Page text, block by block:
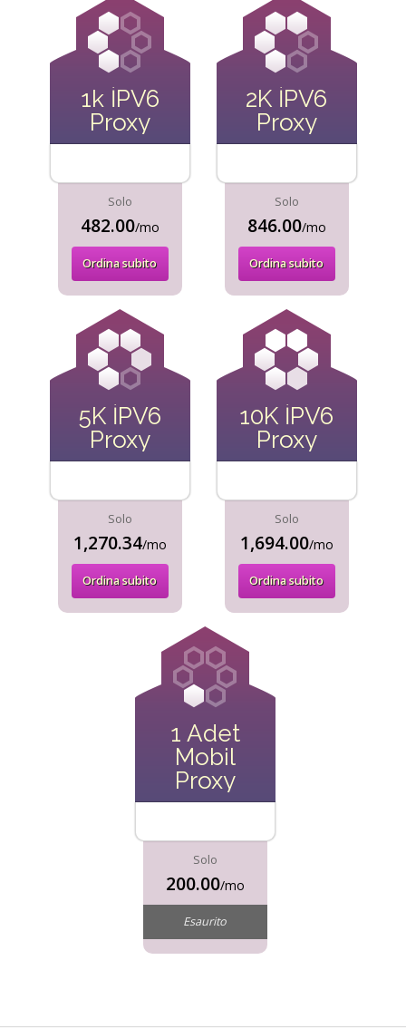
1k İPV6
Proxy
Solo
482.00/mo
Ordina subito
2K İPV6
Proxy
Solo
846.00/mo
Ordina subito
5K İPV6
Proxy
Solo
1,270.34/mo
Ordina subito
10K İPV6
Proxy
Solo
1,694.00/mo
Ordina subito
1 Adet
Mobil
Proxy
Solo
200.00/mo
Esaurito